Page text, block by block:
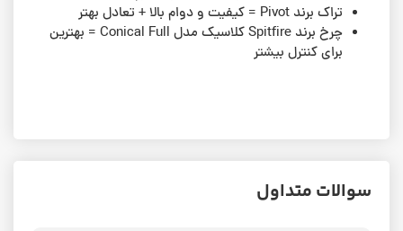
تراک برند Pivot = کیفیت و دوام بالا + تعادل بهتر
چرخ برند Spitfire کلاسیک مدل Conical Full = بهترین
برای کنترل بیشتر
سوالات متداول